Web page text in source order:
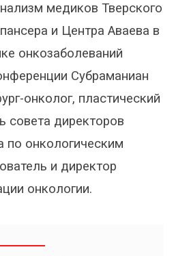
медиков Тверского
и Центра Аваева в
онкозаболеваний
Субраманиан
онколог, пластический
совета директоров
по онкологическим
и директор
онкологии.